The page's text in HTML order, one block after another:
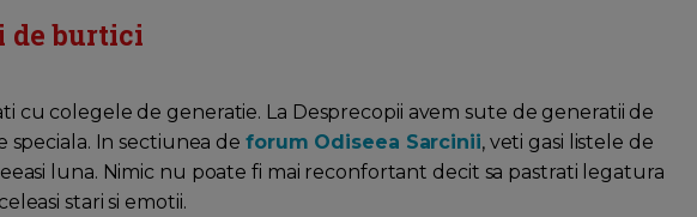
de burtici
cu colegele de generatie. La Desprecopii avem sute de generatii de
In sectiunea de forum Odiseea Sarcinii, veti gasi listele de
luna. Nimic nu poate fi mai reconfortant decit sa pastrati legatura
stari si emotii.